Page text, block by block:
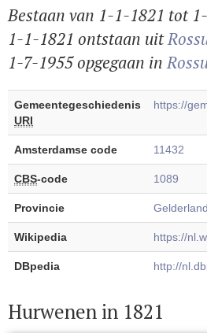
Bestaan van 1-1-1821 tot
1-1-1821 ontstaan uit
1-7-1955 opgegaan in
Gemeentegeschiedenis
URI
https://
Amsterdamse code 11432
CBS-code 1089
Provincie Gelderland
Wikipedia https://
DBpedia http://
Hurwenen in 1821